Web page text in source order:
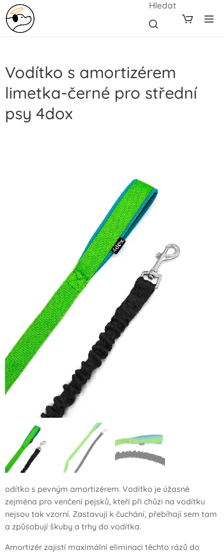
Hledat
Vodítko s amortizérem
limetka-černé pro střední
psy 4dox
odítko s pevným amortizérem. Vodítko je úžasné
zejména pro venčení pejsků, kteří při chůzi na vodítku
nejsou tak vzorní. Zastavují k čuchání, přebíhají sem tam
a způsobují škuby a trhy do vodítka.
Amortizér zajistí maximální eliminaci těchto rázů do